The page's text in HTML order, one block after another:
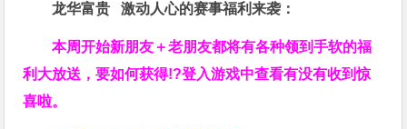
龙华富贵 激动人心的赛事福利来袭：
本周开始新朋友＋老朋友都将有各种领到手软的福
利大放送，要如何获得!?登入游戏中查看有没有收到惊
喜啦。